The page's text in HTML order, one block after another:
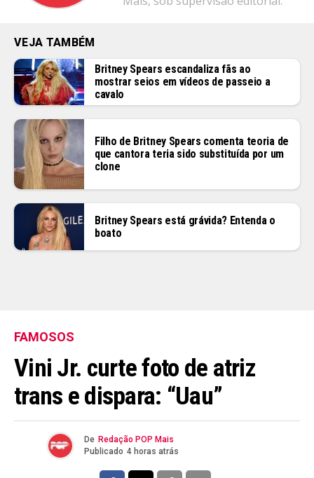
VEJA TAMBÉM
Britney Spears escandaliza fãs ao
mostrar seios em vídeos de passeio a
cavalo
Filho de Britney Spears comenta teoria de
que cantora teria sido substituída por um
clone
Britney Spears está grávida? Entenda o
boato
FAMOSOS
Vini Jr. curte foto de atriz
trans e dispara: “Uau”
De Redação POP Mais
Publicado 4 horas atrás